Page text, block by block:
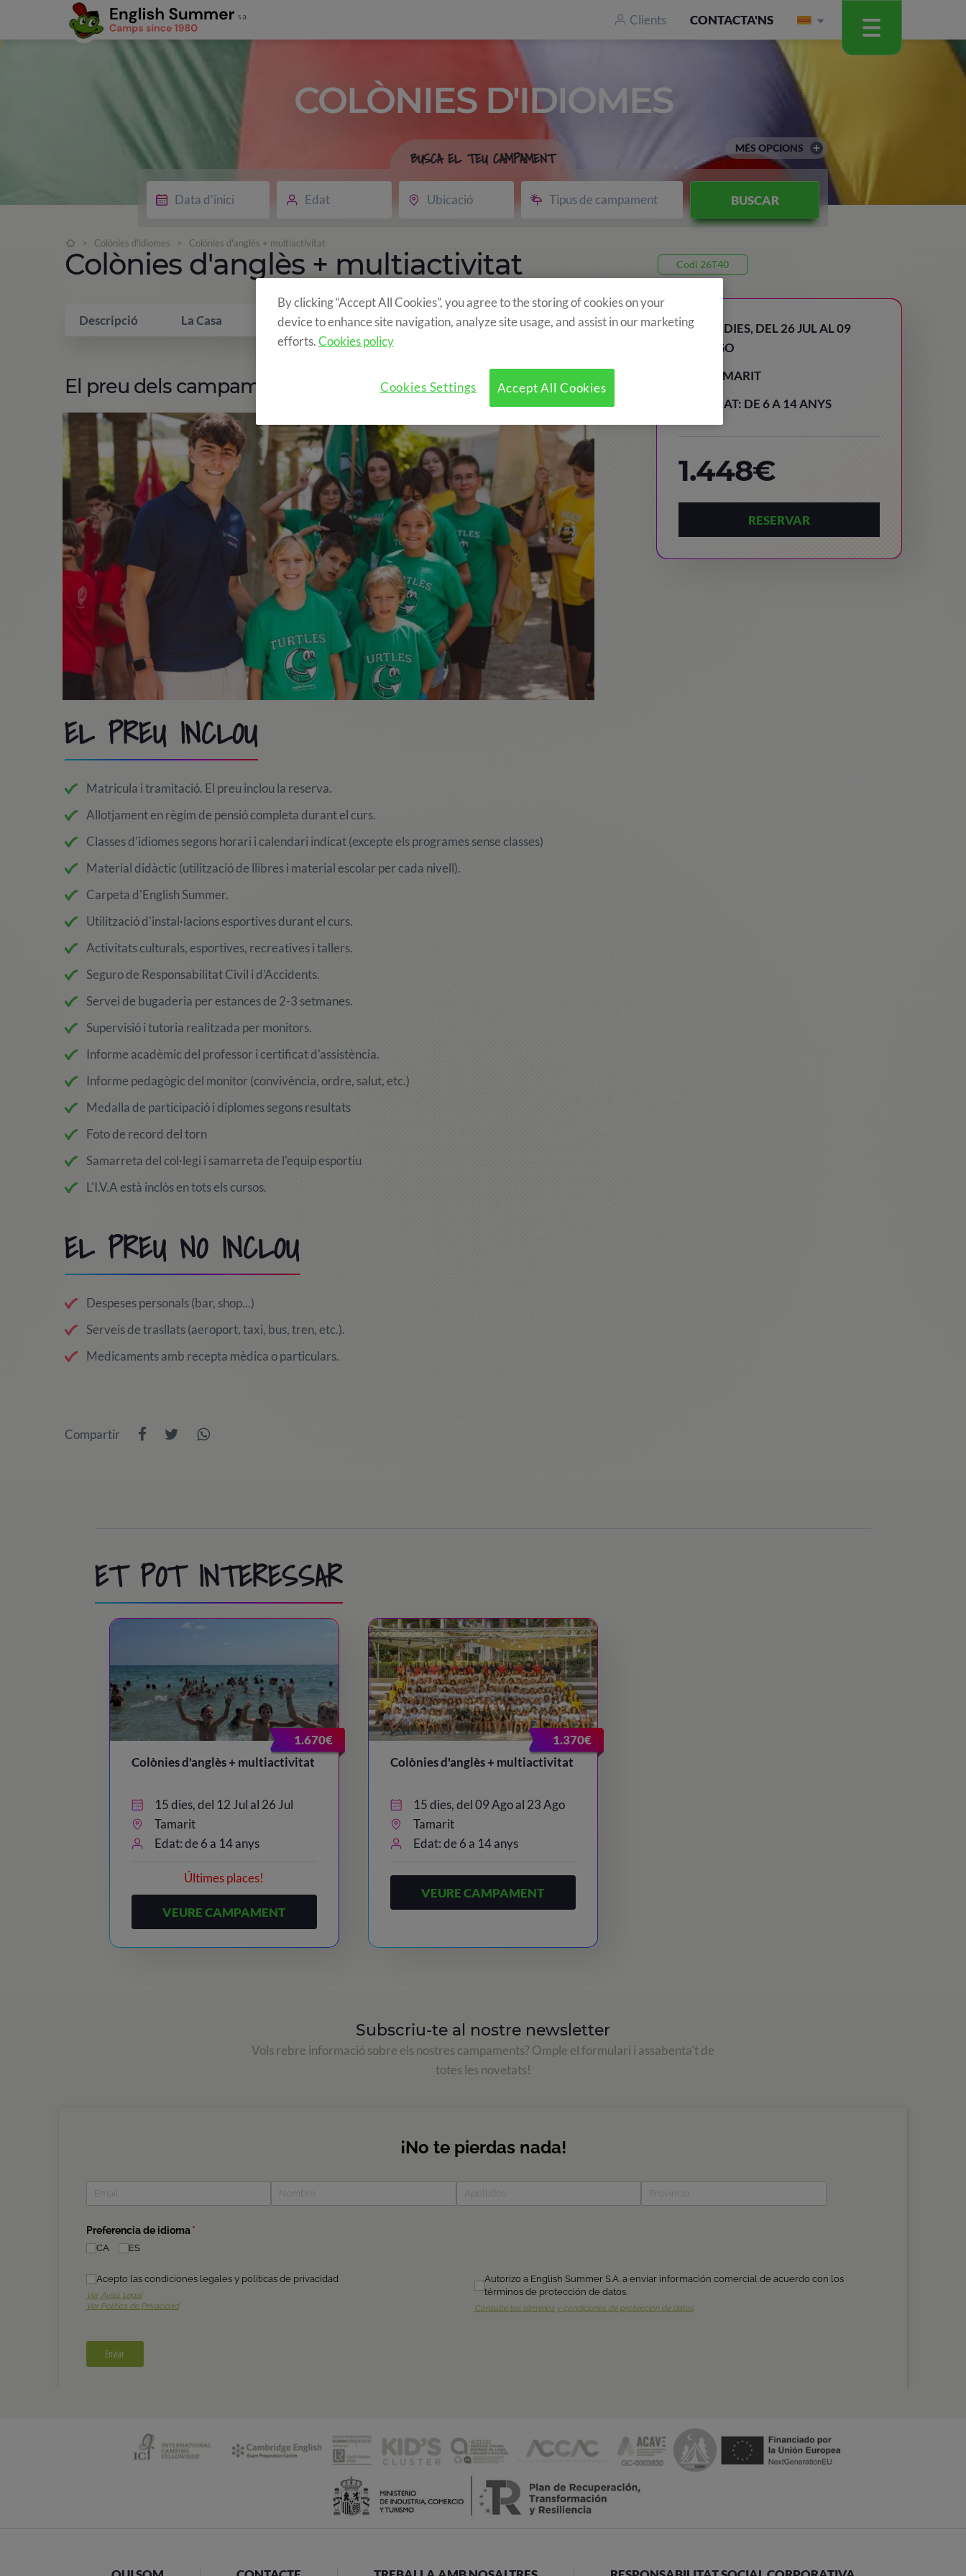
Clients CONTACTA'NS
COLÒNIES D'IDIOMES
BUSCA EL TEU CAMPAMENT
Edat Ubicació Tipus de campament BUSCAR
MÉS OPCIONS
> Colònies d'idiomes > Colònies d'anglès + multiactivitat
Colònies d'anglès + multiactivitat Codi 26T40
Descripció La Casa Què inclou? Programa Activitats opcionals
15 DIES, DEL 26 JUL AL 09
AGO
TAMARIT
EDAT: DE 6 A 14 ANYS
1.448€
RESERVAR
El preu dels campaments inclou:
EL PREU INCLOU
Matricula i tramitació. El preu inclou la reserva.
Allotjament en règim de pensió completa durant el curs.
Classes d'idiomes segons horari i calendari indicat (excepte els programes sense classes)
Material didàctic (utilització de llibres i material escolar per cada nivell).
Carpeta d'English Summer.
Utilització d'instal·lacions esportives durant el curs.
Activitats culturals, esportives, recreatives i tallers.
Seguro de Responsabilitat Civil i d'Accidents.
Servei de bugaderia per estances de 2-3 setmanes.
Supervisió i tutoria realitzada per monitors.
Informe acadèmic del professor i certificat d'assistència.
Informe pedagògic del monitor (convivència, ordre, salut, etc.)
Medalla de participació i diplomes segons resultats
Foto de record del torn
Samarreta del col·legi i samarreta de l'equip esportiu
L'I.V.A està inclòs en tots els cursos.
EL PREU NO INCLOU
Despeses personals (bar, shop...)
Serveis de trasllats (aeroport, taxi, bus, tren, etc.).
Medicaments amb recepta mèdica o particulars.
Compartir
ET POT INTERESSAR
1.670€
Colònies d'anglès + multiactivitat
15 dies, del 12 Jul al 26 Jul
Tamarit
Edat: de 6 a 14 anys
Últimes places!
VEURE CAMPAMENT
1.370€
Colònies d'anglès + multiactivitat
15 dies, del 09 Ago al 23 Ago
Tamarit
Edat: de 6 a 14 anys
VEURE CAMPAMENT
Subscriu-te al nostre newsletter
Vols rebre informació sobre els nostres campaments? Omple el formulari i assabenta't de
totes les novetats!
By clicking “Accept All Cookies”, you agree to the storing of cookies on your
device to enhance site navigation, analyze site usage, and assist in our marketing
efforts.Cookies policy
Accept All Cookies
Cookies Settings